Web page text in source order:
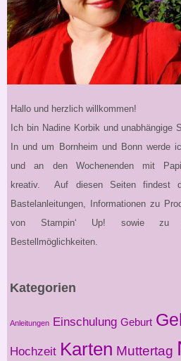
Hallo und herzlich willkommen!
Ich bin Nadine Korbik und unabhängige
In und um Bornheim und Bonn werde
und an den Wochenenden mit
kreativ. Auf diesen Seiten findest
Bastelanleitungen, Informationen zu
von Stampin‘ Up! sowie zu
Bestellmöglichkeiten.
Kategorien
Anleitungen Einschulung Geburt
Hochzeit Karten Muttertag